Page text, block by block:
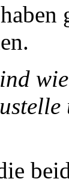
haben